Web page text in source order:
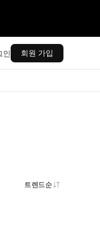
인 회원 가입
트렌드순